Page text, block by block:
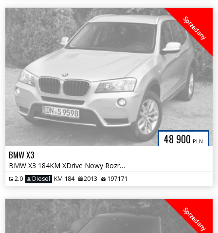
48 900 PLN
Sprzedany
BMW X3
BMW X3 184KM XDrive Nowy Rozrząd Kubełki 1 Właściciel Tylko 197tys km
2.0 Diesel KM 184 2013 197171
Sprzedany